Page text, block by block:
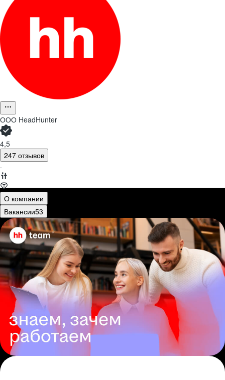
ООО HeadHunter
4,5
247 отзывов
·
О компании
Вакансии53